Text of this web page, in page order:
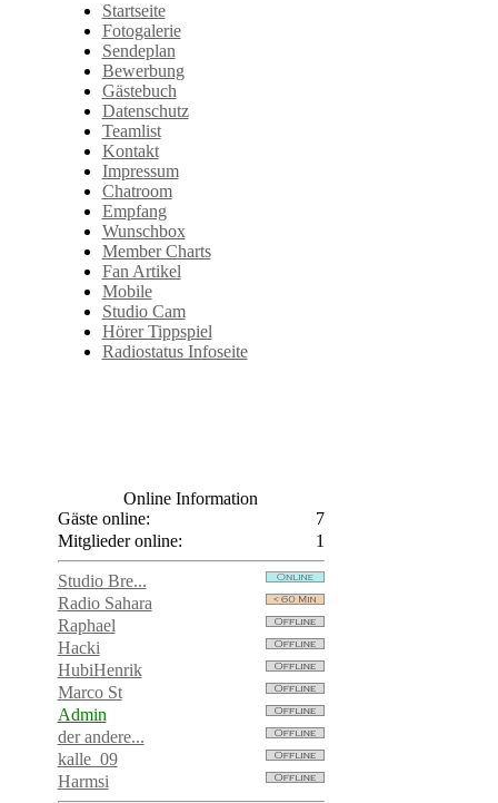
Startseite
Fotogalerie
Sendeplan
Bewerbung
Gästebuch
Datenschutz
Teamlist
Kontakt
Impressum
Chatroom
Empfang
Wunschbox
Member Charts
Fan Artikel
Mobile
Studio Cam
Hörer Tippspiel
Radiostatus Infoseite
Online Information
Gäste online:
7
Mitglieder online:
1
Studio Bre...
Radio Sahara
Raphael
Hacki
HubiHenrik
Marco St
Admin
der andere...
kalle_09
Harmsi